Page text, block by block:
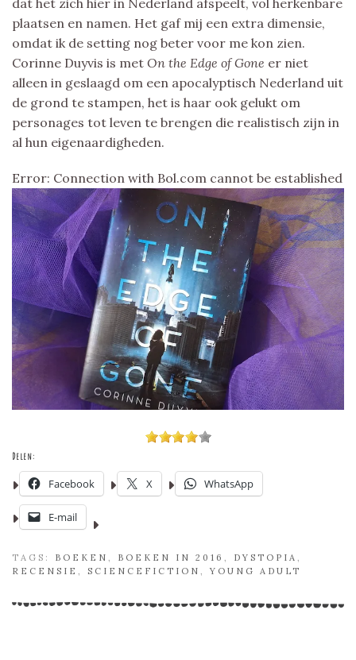
dat het zich hier in Nederland afspeelt, vol herkenbare
plaatsen en namen. Het gaf mij een extra dimensie,
omdat ik de setting nog beter voor me kon zien.
Corinne Duyvis is met On the Edge of Gone er niet
alleen in geslaagd om een apocalyptisch Nederland uit
de grond te stampen, het is haar ook gelukt om
personages tot leven te brengen die realistisch zijn in
al hun eigenaardigheden.
Error: Connection with Bol.com cannot be established
Delen:
Facebook X WhatsApp
E-mail
TAGS: BOEKEN BOEKEN IN 2016 DYSTOPIA
RECENSIE
SCIENCEFICTION ,YOUNG ADULT